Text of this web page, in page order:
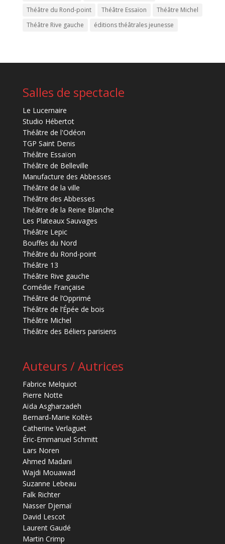
Théâtre du Rond-point Théâtre Essaïon
Théâtre Michel
Théâtre Rive gauche
éditions théâtrales jeunesse
Salles de spectacle
Le Lucernaire
Studio Hébertot
Théâtre de l'Odéon
TGP Saint Denis
Théâtre Essaïon
Théâtre de Belleville
Manufacture des Abbesses
Théâtre de la ville
Théâtre des Abbesses
Théâtre de la Reine Blanche
Les Plateaux Sauvages
Théâtre Lepic
Bouffes du Nord
Théâtre du Rond-point
Théâtre 13
Théâtre Rive gauche
Comédie Française
Théâtre de l’Opprimé
Théâtre de l’Épée de bois
Théâtre Michel
Théâtre des Béliers parisiens
Auteurs / Autrices
Fabrice Melquiot
Pierre Notte
Aïda Asgharzadeh
Bernard-Marie Koltès
Catherine Verlaguet
Éric-Emmanuel Schmitt
Lars Noren
Ahmed Madani
Wajdi Mouawad
Suzanne Lebeau
Falk Richter
Nasser Djemaï
David Lescot
Laurent Gaudé
Martin Crimp